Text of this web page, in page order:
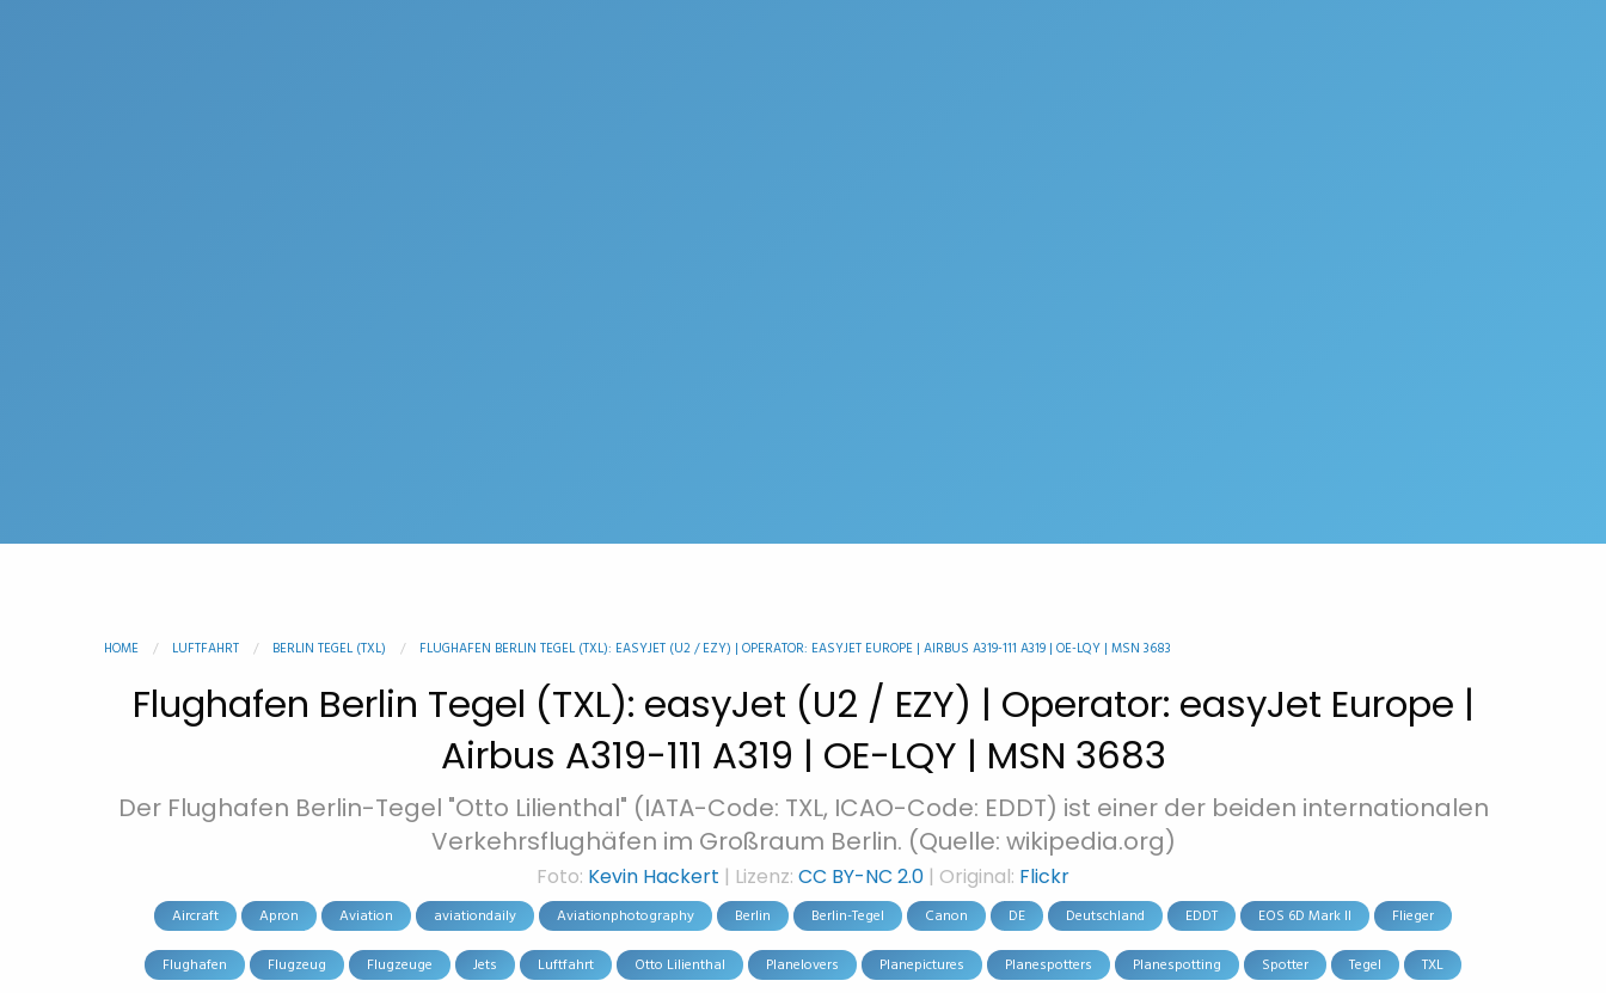
HOME LUFTFAHRT BERLIN TEGEL (TXL) FLUGHAFEN BERLIN TEGEL (TXL): EASYJET (U2 / EZY) | OPERATOR: EASYJET EUROPE | AIRBUS A319-111 A319 | OE-LQY | MSN 3683
Flughafen Berlin Tegel (TXL): easyJet (U2 / EZY) | Operator: easyJet Europe |
Airbus A319-111 A319 | OE-LQY | MSN 3683
Der Flughafen Berlin-Tegel "Otto Lilienthal" (IATA-Code: TXL, ICAO-Code: EDDT) ist einer der beiden internationalen
Verkehrsflughäfen im Großraum Berlin. (Quelle: wikipedia.org)
Foto: Kevin Hackert | Lizenz: CC BY-NC 2.0 | Original: Flickr
Aircraft Apron Aviation aviationdaily Aviationphotography Berlin Berlin-Tegel Canon DE Deutschland EDDT EOS 6D Mark II Flieger
Flughafen Flugzeug Flugzeuge Jets Luftfahrt Otto Lilienthal Planelovers Planepictures Planespotters Planespotting Spotter Tegel TXL